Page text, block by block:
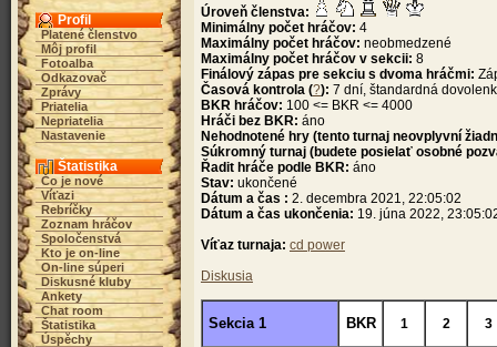
Profil
Platené členstvo
Môj profil
Fotoalba
Odkazovač
Zprávy
Priatelia
Nepriatelia
Nastavenie
Štatistika
Čo je nové
Víťazi
Rebríčky
Zoznam hráčov
Spoločenstvá
Kto je on-line
On-line súperi
Diskusné kluby
Ankety
Chat room
Štatistika
Úspěchy
Úroveň členstva:
Minimálny počet hráčov: 4
Maximálny počet hráčov: neobmedzené
Maximálny počet hráčov v sekcii: 8
Finálový zápas pre sekciu s dvoma hráčmi:
Časová kontrola (?): 7 dní, štandardná
BKR hráčov: 100 <= BKR <= 4000
Hráči bez BKR: áno
Nehodnotené hry (tento turnaj neovplyvní
Súkromný turnaj (budete posielať osobné
Řadit hráče podle BKR: áno
Stav: ukončené
Dátum a čas : 2. decembra 2021, 22:05:02
Dátum a čas ukončenia: 19. júna 2022,
Víťaz turnaja: cd power
Diskusia
Sekcia 1 BKR 1 2 3